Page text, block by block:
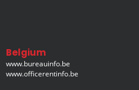
Belgium
www.bureauinfo.be
www.officerentinfo.be